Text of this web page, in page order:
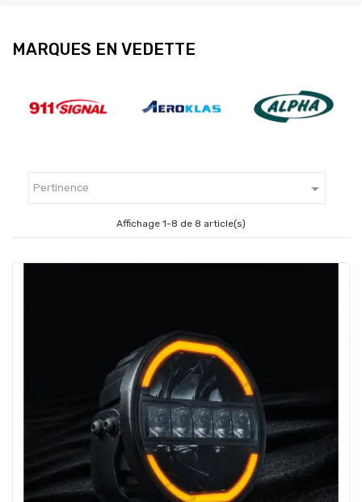
MARQUES EN VEDETTE
Pertinence 
Affichage 1-8 de 8 article(s)